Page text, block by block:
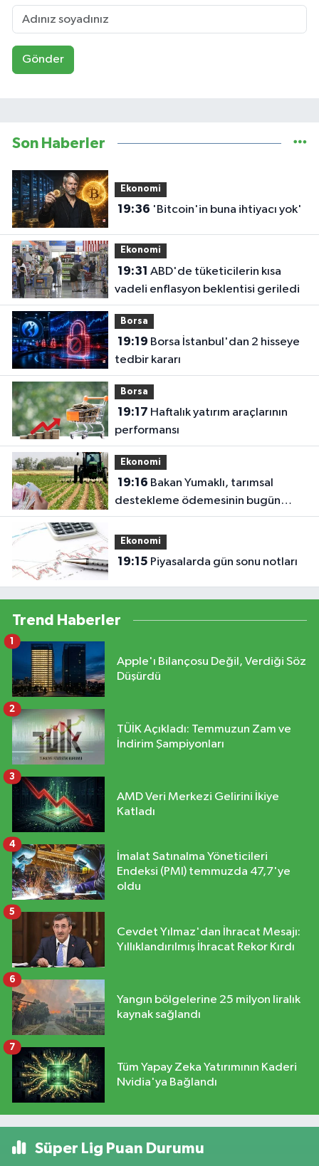
Gönder
Son Haberler
Ekonomi
19:36 'Bitcoin'in buna ihtiyacı yok'
Ekonomi
19:31
vadeli enflasyon beklentisi geriledi
Borsa
19:19
tedbir kararı
Borsa
19:17
performansı
Ekonomi
19:16
destekleme ödemesinin bugün
yapılacağını bildirdi
Ekonomi
19:15 Piyasalarda gün sonu notları
Trend Haberler
Apple'ı Bilançosu Değil, Verdiği Söz
Düşürdü
1
TÜİK Açıkladı: Temmuzun Zam ve
İndirim Şampiyonları
2
AMD Veri Merkezi Gelirini İkiye
Katladı
3
İmalat Satınalma Yöneticileri
Endeksi (PMI) temmuzda 47,7'ye
oldu
4
Cevdet Yılmaz'dan İhracat Mesajı:
Yıllıklandırılmış İhracat Rekor Kırdı
5
Yangın bölgelerine 25 milyon liralık
kaynak sağlandı
6
Tüm Yapay Zeka Yatırımının Kaderi
Nvidia'ya Bağlandı
7
Süper Lig Puan Durumu